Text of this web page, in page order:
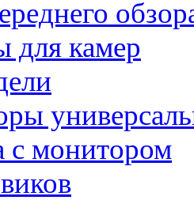
камер
с монитором